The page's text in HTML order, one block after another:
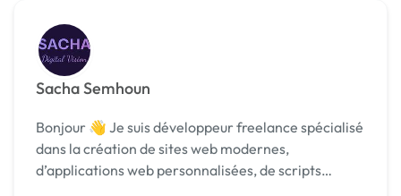
Sacha Semhoun
Bonjour 👋 Je suis développeur freelance spécialisé
dans la création de sites web modernes,
d’applications web personnalisées, de scripts